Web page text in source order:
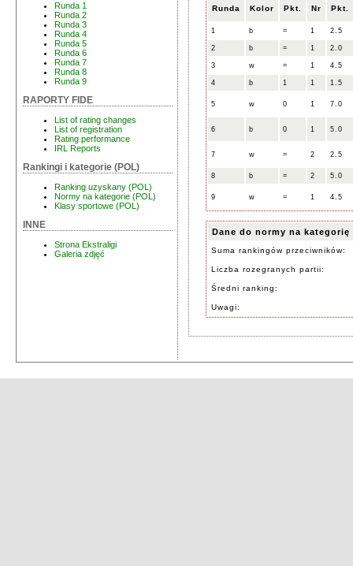
Runda 1
Runda 2
Runda 3
Runda 4
Runda 5
Runda 6
Runda 7
Runda 8
Runda 9
RAPORTY FIDE
List of rating changes
List of registration
Rating performance
IRL Reports
Rankingi i kategorie (POL)
Ranking uzyskany (POL)
Normy na kategorie (POL)
Klasy sportowe (POL)
INNE
Strona Ekstraligi
Galeria zdjęć
Runda Kolor Pkt. Nr Pkt.
1 b = 1 2.5
2 b = 1 2.0
3 w = 1 4.5
4 b 1 1 1.5
5 w 0 1 7.0
6 b 0 1 5.0
7 w = 2 2.5
8 b = 2 5.0
9 w = 1 4.5
Dane do normy na kategorię
Suma rankingów przeciwników:
Liczba rozegranych partii:
Średni ranking:
Uwagi: